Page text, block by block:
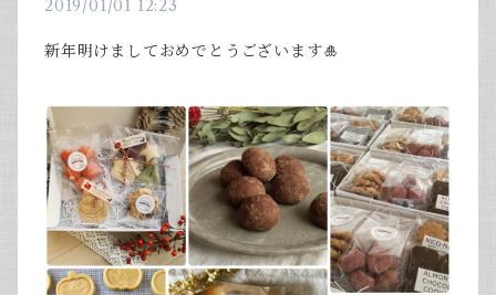
2019/01/01 12:23
新年明けましておめでとうございます🎍